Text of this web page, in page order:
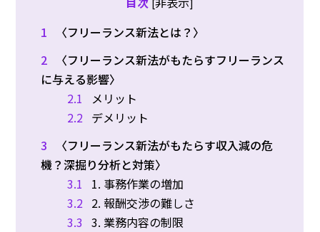
[ ]
1
〈フリーランス新法とは？〉
2
〈フリーランス新法がもたらすフリーランス
に与える影響〉
2.1
メリット
2.2 デメリット
3
〈フリーランス新法がもたらす収入減の危
機？深掘り分析と対策〉
3.1
1. 事務作業の増加
3.2 2. 報酬交渉の難しさ
3.3 3. 業務内容の制限